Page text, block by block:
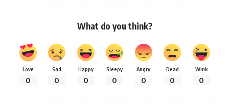
What do you think?
Love
0
Sad
0
Happy
0
Sleepy
0
Angry
0
Dead
0
Wink
0